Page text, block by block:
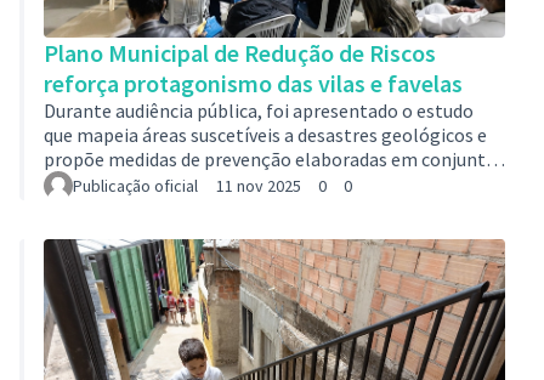
Plano Municipal de Redução de Riscos
reforça protagonismo das vilas e favelas
Durante audiência pública, foi apresentado o estudo
que mapeia áreas suscetíveis a desastres geológicos e
propõe medidas de prevenção elaboradas em conjunto
com a populaçãoCom foco na prevenção de desastres e
Redução de Riscos (PMRR), durante uma audiência
pública na Tenda do Encontro. O estudo, realizado em
parceria com a Universidade Federal de Minas Gerais
(UFMG), mapeia e detalha as áreas…
Publicação oficial 11 nov 2025 0 0